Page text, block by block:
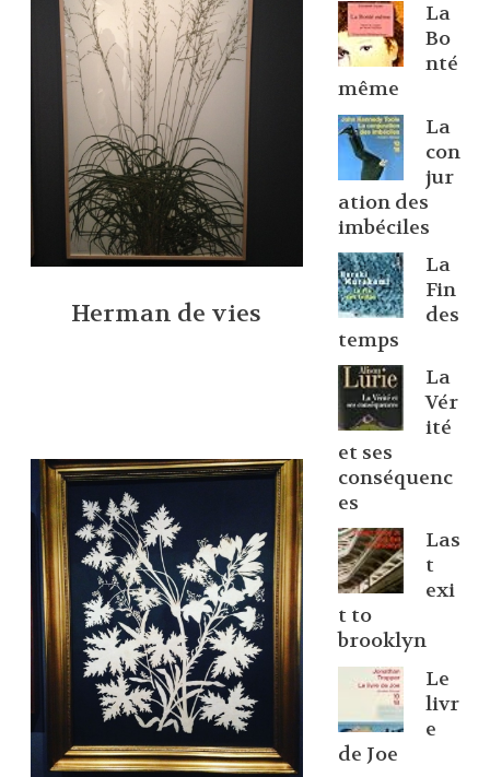
Herman de vies
La
Bo
nté
même
La
con
jur
ation des
imbéciles
La
Fin
des
temps
La
Vér
ité
et ses
conséquenc
es
Las
t
exi
t to
brooklyn
Le
livr
e
de Joe